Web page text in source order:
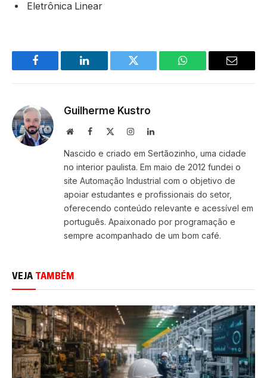
Eletrônica Linear
Facebook LinkedIn Twitter WhatsApp Email
Guilherme Kustro
Site Facebook InstagramLinkedIn
Nascido e criado em Sertãozinho, uma cidade
no interior paulista. Em maio de 2012 fundei o
site Automação Industrial com o objetivo de
apoiar estudantes e profissionais do setor,
oferecendo conteúdo relevante e acessível em
português. Apaixonado por programação e
sempre acompanhado de um bom café.
VEJATAMBÉM